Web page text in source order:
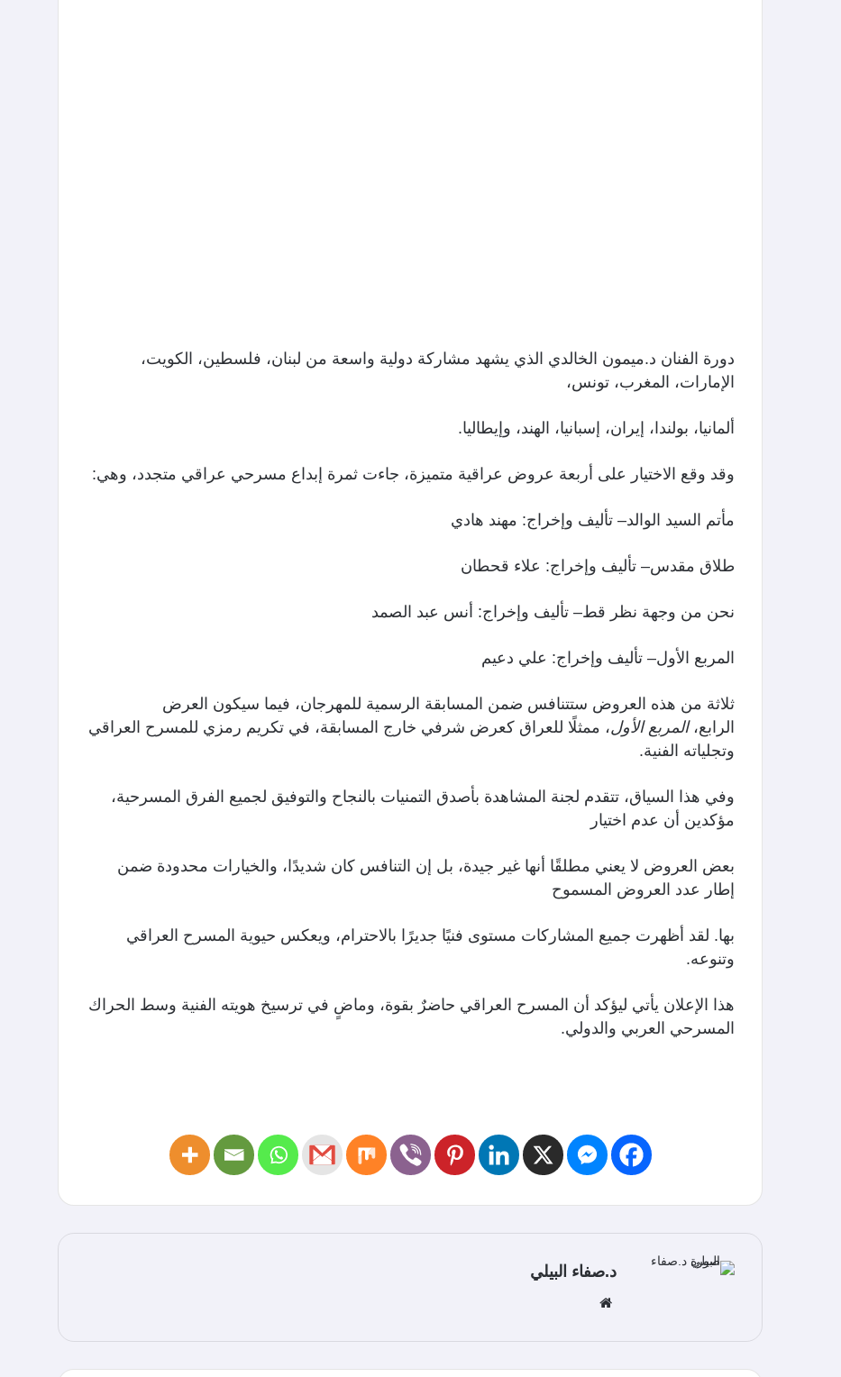
دورة الفنان د.ميمون الخالدي الذي يشهد مشاركة دولية واسعة من لبنان، فلسطين، الكويت،
الإمارات، المغرب، تونس،
ألمانيا، بولندا، إيران، إسبانيا، الهند، وإيطاليا.
وقد وقع الاختيار على أربعة عروض عراقية متميزة، جاءت ثمرة إبداع مسرحي عراقي متجدد، وهي:
مأتم السيد الوالد– تأليف وإخراج: مهند هادي
طلاق مقدس– تأليف وإخراج: علاء قحطان
نحن من وجهة نظر قط– تأليف وإخراج: أنس عبد الصمد
المربع الأول– تأليف وإخراج: علي دعيم
ثلاثة من هذه العروض ستتنافس ضمن المسابقة الرسمية للمهرجان، فيما سيكون العرض
الرابع،المربع الأول، ممثلًا للعراق كعرض شرفي خارج المسابقة، في تكريم رمزي للمسرح العراقي
وتجلياته الفنية.
وفي هذا السياق، تتقدم لجنة المشاهدة بأصدق التمنيات بالنجاح والتوفيق لجميع الفرق المسرحية،
مؤكدين أن عدم اختيار
بعض العروض لا يعني مطلقًا أنها غير جيدة، بل إن التنافس كان شديدًا، والخيارات محدودة ضمن
إطار عدد العروض المسموح
بها. لقد أظهرت جميع المشاركات مستوى فنيًا جديرًا بالاحترام، ويعكس حيوية المسرح العراقي
وتنوعه.
هذا الإعلان يأتي ليؤكد أن المسرح العراقي حاضرٌ بقوة، وماضٍ في ترسيخ هويته الفنية وسط الحراك
المسرحي العربي والدولي.
د.صفاء البيلي
الوي
ب